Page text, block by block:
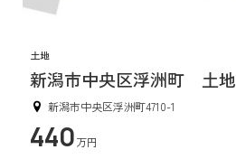
土地
新潟市中央区浮洲町 土地
新潟市中央区浮洲町4710-1
440万円